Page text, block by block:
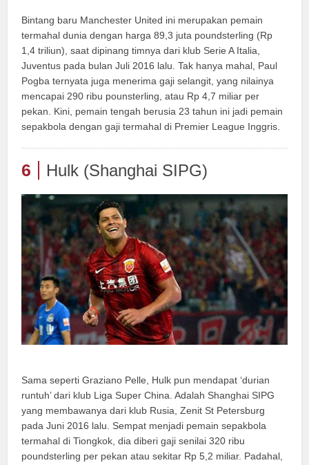
Bintang baru Manchester United ini merupakan pemain
termahal dunia dengan harga 89,3 juta poundsterling (Rp
1,4 triliun), saat dipinang timnya dari klub Serie A Italia,
Juventus pada bulan Juli 2016 lalu. Tak hanya mahal, Paul
Pogba ternyata juga menerima gaji selangit, yang nilainya
mencapai 290 ribu pounsterling, atau Rp 4,7 miliar per
pekan. Kini, pemain tengah berusia 23 tahun ini jadi pemain
sepakbola dengan gaji termahal di Premier League Inggris.
6 Hulk (Shanghai SIPG)
Sama seperti Graziano Pelle, Hulk pun mendapat ‘durian
runtuh’ dari klub Liga Super China. Adalah Shanghai SIPG
yang membawanya dari klub Rusia, Zenit St Petersburg
pada Juni 2016 lalu. Sempat menjadi pemain sepakbola
termahal di Tiongkok, dia diberi gaji senilai 320 ribu
poundsterling per pekan atau sekitar Rp 5,2 miliar. Padahal,